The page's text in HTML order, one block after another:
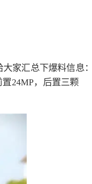
家汇总下爆料信息：
24MP，后置三颗